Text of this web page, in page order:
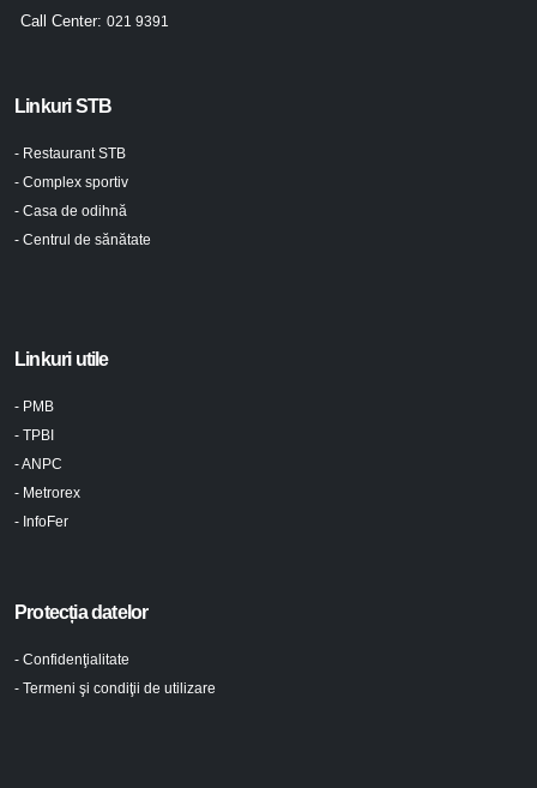
Call Center: 021 9391
Linkuri STB
- Restaurant STB
- Complex sportiv
- Casa de odihnă
- Centrul de sănătate
Linkuri utile
- PMB
- TPBI
- ANPC
- Metrorex
- InfoFer
Protecția datelor
- Confidenţialitate
- Termeni şi condiţii de utilizare